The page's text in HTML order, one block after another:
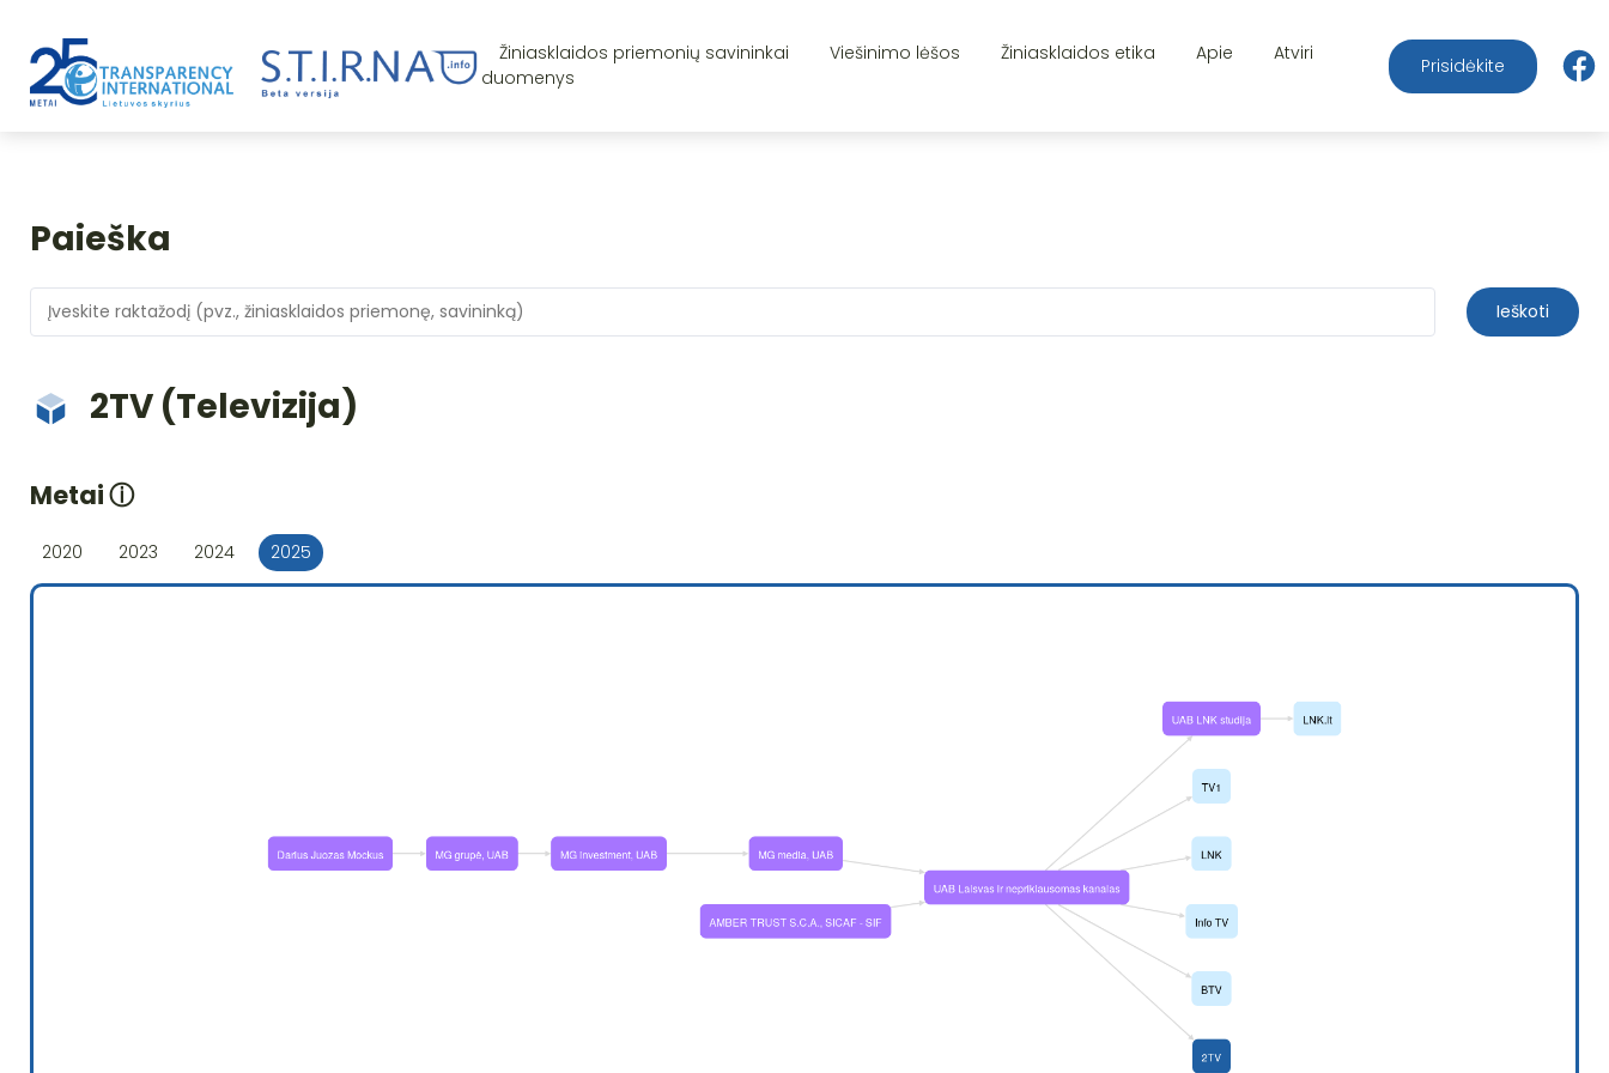
Žiniasklaidos priemonių savininkai Viešinimo lėšos Žiniasklaidos etika Apie
Atviri
duomenys
Prisidėkite
Paieška
Ieškoti
2TV (Televizija)
Metaiⓘ
2020 2023 2024 2025